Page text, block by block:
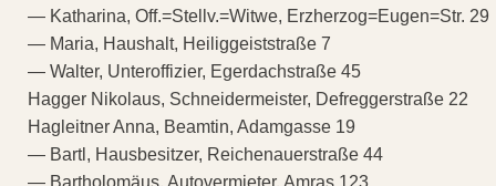
— Katharina, Off.=Stellv.=Witwe, Erzherzog=Eugen=Str. 29
— Maria, Haushalt, Heiliggeiststraße 7
— Walter, Unteroffizier, Egerdachstraße 45
Hagger Nikolaus, Schneidermeister, Defreggerstraße 22
Hagleitner Anna, Beamtin, Adamgasse 19
— Bartl, Hausbesitzer, Reichenauerstraße 44